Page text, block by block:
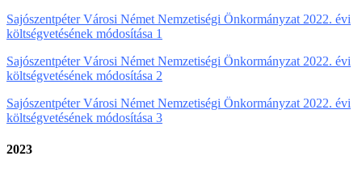
Sajószentpéter Városi Német Nemzetiségi Önkormányzat 2022. évi
költségvetésének módosítása 1
Sajószentpéter Városi Német Nemzetiségi Önkormányzat 2022. évi
költségvetésének módosítása 2
Sajószentpéter Városi Német Nemzetiségi Önkormányzat 2022. évi
költségvetésének módosítása 3
2023